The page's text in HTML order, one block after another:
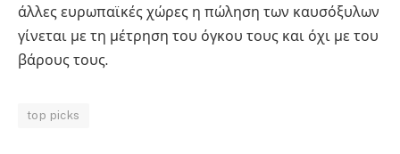
άλλες ευρωπαϊκές χώρες η πώληση των καυσόξυλων
γίνεται με τη μέτρηση του όγκου τους και όχι με του
βάρους τους.
top picks